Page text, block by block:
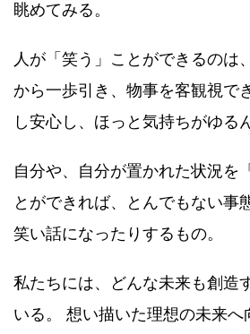
眺めてみる。
人が「笑う」ことができるのは
から一歩引き、物事を客観視で
し安心し、ほっと気持ちがゆる
自分や、自分が置かれた状況を
とができれば、とんでもない事
笑い話になったりするもの。
私たちには、どんな未来も創造
いる。 想い描いた理想の未来へ